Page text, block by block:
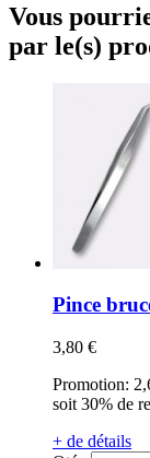
Vous
par le(s)
Pince
3,80 €
Promotion:
soit 30% de
+ de détails